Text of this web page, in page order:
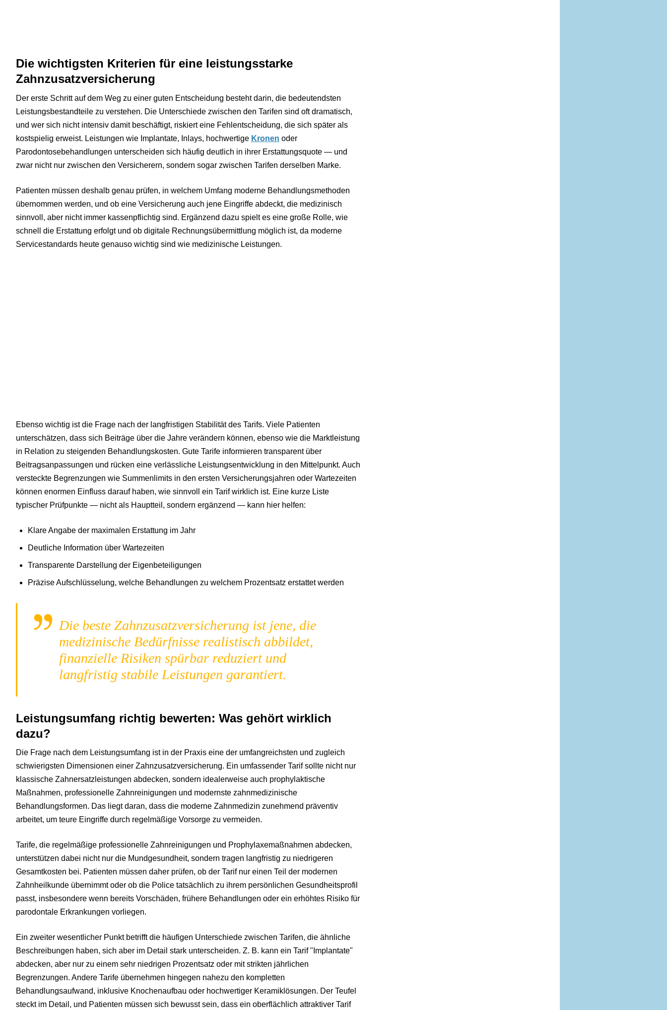
Die wichtigsten Kriterien für eine leistungsstarke
Zahnzusatzversicherung
Der erste Schritt auf dem Weg zu einer guten Entscheidung besteht darin, die bedeutendsten
Leistungsbestandteile zu verstehen. Die Unterschiede zwischen den Tarifen sind oft dramatisch,
und wer sich nicht intensiv damit beschäftigt, riskiert eine Fehlentscheidung, die sich später als
kostspielig erweist. Leistungen wie Implantate, Inlays, hochwertige Kronen oder
Parodontosebehandlungen unterscheiden sich häufig deutlich in ihrer Erstattungsquote — und
zwar nicht nur zwischen den Versicherern, sondern sogar zwischen Tarifen derselben Marke.
Patienten müssen deshalb genau prüfen, in welchem Umfang moderne Behandlungsmethoden
übernommen werden, und ob eine Versicherung auch jene Eingriffe abdeckt, die medizinisch
sinnvoll, aber nicht immer kassenpflichtig sind. Ergänzend dazu spielt es eine große Rolle, wie
schnell die Erstattung erfolgt und ob digitale Rechnungsübermittlung möglich ist, da moderne
Servicestandards heute genauso wichtig sind wie medizinische Leistungen.
Ebenso wichtig ist die Frage nach der langfristigen Stabilität des Tarifs. Viele Patienten
unterschätzen, dass sich Beiträge über die Jahre verändern können, ebenso wie die Marktleistung
in Relation zu steigenden Behandlungskosten. Gute Tarife informieren transparent über
Beitragsanpassungen und rücken eine verlässliche Leistungsentwicklung in den Mittelpunkt. Auch
versteckte Begrenzungen wie Summenlimits in den ersten Versicherungsjahren oder Wartezeiten
können enormen Einfluss darauf haben, wie sinnvoll ein Tarif wirklich ist. Eine kurze Liste
typischer Prüfpunkte — nicht als Hauptteil, sondern ergänzend — kann hier helfen:
Klare Angabe der maximalen Erstattung im Jahr
Deutliche Information über Wartezeiten
Transparente Darstellung der Eigenbeteiligungen
Präzise Aufschlüsselung, welche Behandlungen zu welchem Prozentsatz erstattet werden
Die beste Zahnzusatzversicherung ist jene, die
medizinische Bedürfnisse realistisch abbildet,
finanzielle Risiken spürbar reduziert und
langfristig stabile Leistungen garantiert.
Leistungsumfang richtig bewerten: Was gehört wirklich
dazu?
Die Frage nach dem Leistungsumfang ist in der Praxis eine der umfangreichsten und zugleich
schwierigsten Dimensionen einer Zahnzusatzversicherung. Ein umfassender Tarif sollte nicht nur
klassische Zahnersatzleistungen abdecken, sondern idealerweise auch prophylaktische
Maßnahmen, professionelle Zahnreinigungen und modernste zahnmedizinische
Behandlungsformen. Das liegt daran, dass die moderne Zahnmedizin zunehmend präventiv
arbeitet, um teure Eingriffe durch regelmäßige Vorsorge zu vermeiden.
Tarife, die regelmäßige professionelle Zahnreinigungen und Prophylaxemaßnahmen abdecken,
unterstützen dabei nicht nur die Mundgesundheit, sondern tragen langfristig zu niedrigeren
Gesamtkosten bei. Patienten müssen daher prüfen, ob der Tarif nur einen Teil der modernen
Zahnheilkunde übernimmt oder ob die Police tatsächlich zu ihrem persönlichen Gesundheitsprofil
passt, insbesondere wenn bereits Vorschäden, frühere Behandlungen oder ein erhöhtes Risiko für
parodontale Erkrankungen vorliegen.
Ein zweiter wesentlicher Punkt betrifft die häufigen Unterschiede zwischen Tarifen, die ähnliche
Beschreibungen haben, sich aber im Detail stark unterscheiden. Z. B. kann ein Tarif "Implantate"
abdecken, aber nur zu einem sehr niedrigen Prozentsatz oder mit strikten jährlichen
Begrenzungen. Andere Tarife übernehmen hingegen nahezu den kompletten
Behandlungsaufwand, inklusive Knochenaufbau oder hochwertiger Keramiklösungen. Der Teufel
steckt im Detail, und Patienten müssen sich bewusst sein, dass ein oberflächlich attraktiver Tarif